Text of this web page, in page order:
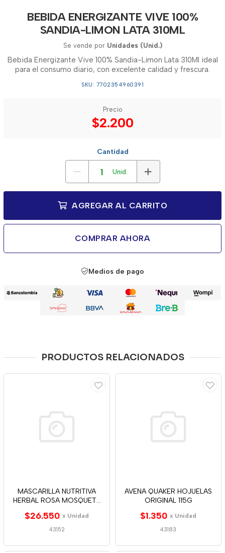
BEBIDA ENERGIZANTE VIVE 100%
SANDIA-LIMON LATA 310ML
Se vende por Unidades (Unid.)
Bebida Energizante Vive 100% Sandia-Limon Lata 310Ml ideal
para el consumo diario, con excelente calidad y frescura.
SKU: 7702354960391
Precio
$2.200
Cantidad
Unid.
AGREGAR AL CARRITO
COMPRAR AHORA
Medios de pago
PRODUCTOS RELACIONADOS
MASCARILLA NUTRITIVA
HERBAL ROSA MOSQUETA
$26.550 x Unidad
43152
AVENA QUAKER HOJUELAS
ORIGINAL 115G
$1.350 x Unidad
43183